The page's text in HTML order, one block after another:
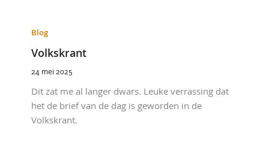
Blog
Volkskrant
24 mei 2025
Dit zat me al langer dwars. Leuke verrassing dat
het de brief van de dag is geworden in de
Volkskrant.